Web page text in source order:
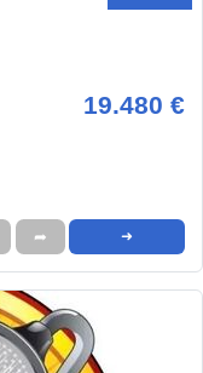
19.480 €
➦ ➜